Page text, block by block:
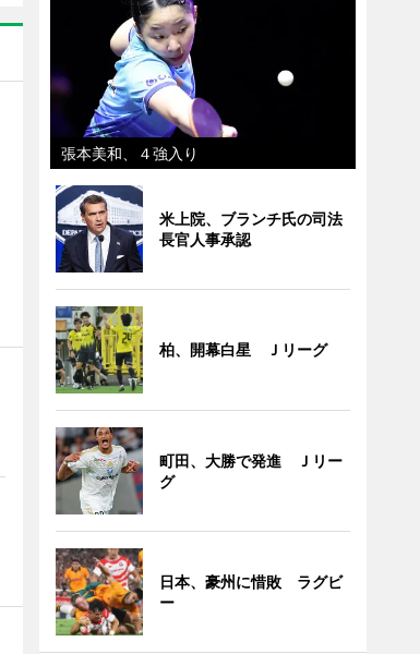
張本美和、４強入り
米上院、ブランチ氏の司法
長官人事承認
柏、開幕白星 Ｊリーグ
町田、大勝で発進 Ｊリー
グ
日本、豪州に惜敗 ラグビ
ー